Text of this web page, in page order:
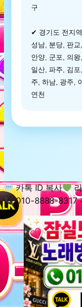
구
✔ 경기도 전지
성남, 분당, 판
안양, 군포, 의
일산, 파주, 김
주, 하남, 광주,
연천
카톡 ID 복사
010-8888-8317